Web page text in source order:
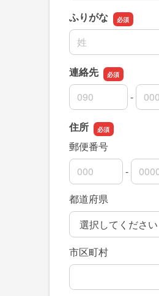
ふりがな
名前の姓
連絡先
連絡先の市外局番
-
連絡先の市内局番
連絡先の加入者番号
住所
郵便番号
郵便番号の上3桁
-
郵便番号の下4桁
都道府県
市区町村